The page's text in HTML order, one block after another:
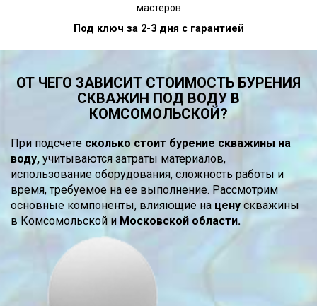
мастеров
Под ключ за 2-3 дня с гарантией
ОТ ЧЕГО ЗАВИСИТ СТОИМОСТЬ БУРЕНИЯ
СКВАЖИН ПОД ВОДУ В
КОМСОМОЛЬСКОЙ?
При подсчете сколько стоит бурение скважины на
воду, учитываются затраты материалов,
использование оборудования, сложность работы и
время, требуемое на ее выполнение. Рассмотрим
основные компоненты, влияющие на цену скважины
в Комсомольской и Московской области.